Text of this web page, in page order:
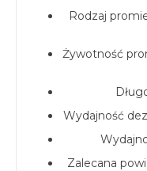
Rodzaj
Żywotność
Wydajność
Zalecana